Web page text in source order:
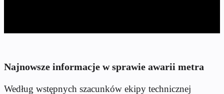
Najnowsze informacje w sprawie awarii metra
Według wstępnych szacunków ekipy technicznej